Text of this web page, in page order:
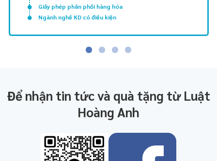
Giấy phép phân phối hàng hóa
Ngành nghề KD có điều kiện
Để nhận tin tức và quà tặng từ Luật
Hoàng Anh